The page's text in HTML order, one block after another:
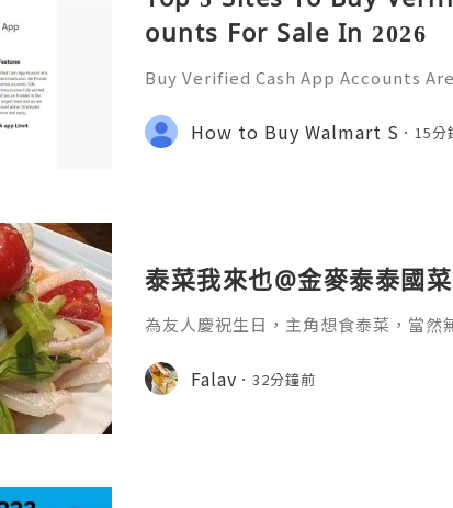
ounts For Sale In 2026
Buy Verified Cash App Accounts
popular choice for many, offering
d and receive money. B
How to Buy Walmart S 15分
泰菜我來也@金麥泰泰國
為友人慶祝生日，主角想食泰菜，當然
($68)，呢客係小，足夠4人飲。加入
鷄絲及鷄蛋，羹嘅味道有D似碗仔翅，
Falav 32分鐘前